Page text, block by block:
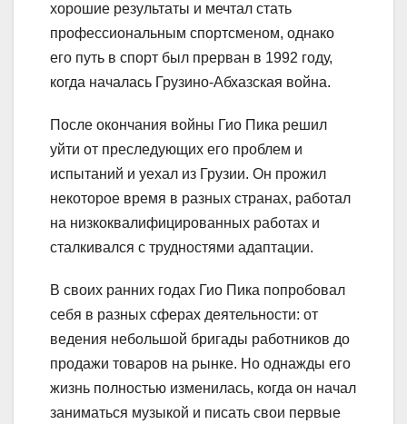
хорошие результаты и мечтал стать
профессиональным спортсменом, однако
его путь в спорт был прерван в 1992 году,
когда началась Грузино-Абхазская война.
После окончания войны Гио Пика решил
уйти от преследующих его проблем и
испытаний и уехал из Грузии. Он прожил
некоторое время в разных странах, работал
на низкоквалифицированных работах и
сталкивался с трудностями адаптации.
В своих ранних годах Гио Пика попробовал
себя в разных сферах деятельности: от
ведения небольшой бригады работников до
продажи товаров на рынке. Но однажды его
жизнь полностью изменилась, когда он начал
заниматься музыкой и писать свои первые